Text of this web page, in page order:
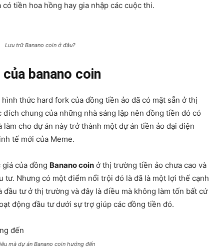
tiền hoa hồng hay gia nhập các cuộc thi.
Lưu trữ Banano coin ở đâu?
banano coin
thức hard fork của đồng tiền ảo đã có mặt sẵn ở thị
chung của những nhà sáng lập nên đồng tiền đó có
cho dự án này trở thành một dự án tiền ảo đại diện
tế mới của Meme.
của đồng Banano coin ở thị trường tiền ảo chưa cao và
tư. Nhưng có một điểm nổi trội đó là đã là một lợi thế cạnh
tư ở thị trường và đây là điều mà không làm tốn bất cứ
động đầu tư dưới sự trợ giúp các đồng tiền đó.
mà dự án Banano coin hướng đến